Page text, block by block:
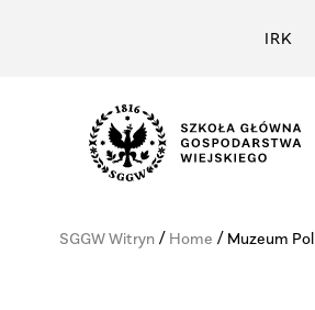
IRK
Gospodarstwa
SGGW Witryn/ Home / Muzeum